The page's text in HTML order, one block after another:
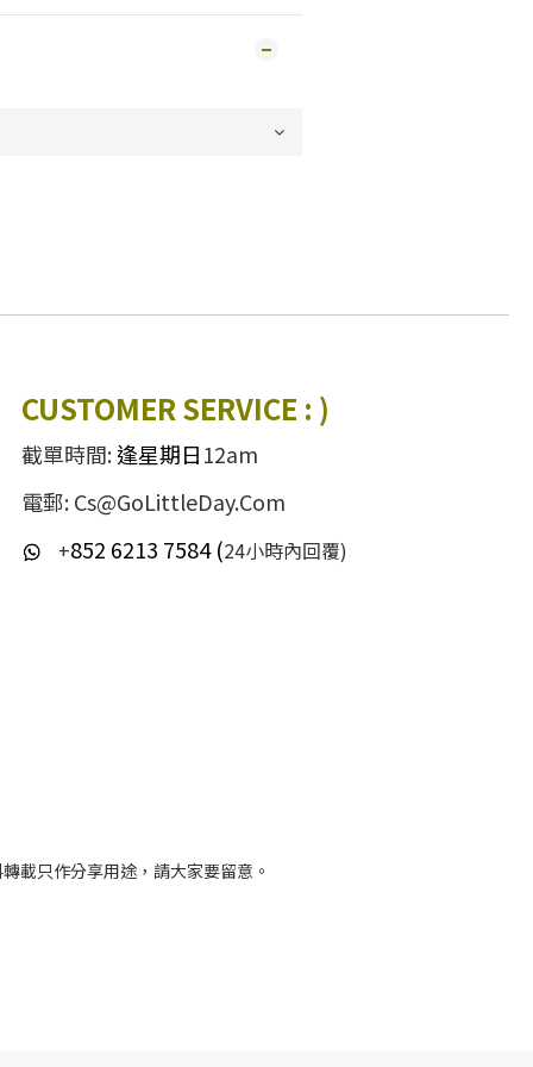
CUSTOMER SERVICE : )
截單時間:逢星期日12am
電郵: Cs@GoLittleDay.Com
+852 6213 7584 (24小時內回覆)
載只作分享用途，請大家要留意。